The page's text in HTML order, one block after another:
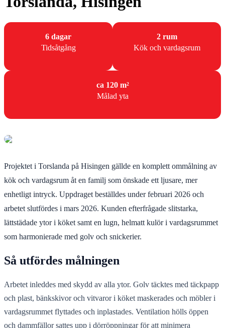
6 dagar
Tidsåtgång
2 rum
Kök och vardagsrum
ca 120 m²
Målad yta
Projektet i Torslanda på Hisingen gällde en komplett ommålning av
kök och vardagsrum åt en familj som önskade ett ljusare, mer
enhetligt intryck. Uppdraget beställdes under februari 2026 och
arbetet slutfördes i mars 2026. Kunden efterfrågade slitstarka,
lättstädade ytor i köket samt en lugn, helmatt kulör i vardagsrummet
som harmonierade med golv och snickerier.
Så utfördes målningen
Arbetet inleddes med skydd av alla ytor. Golv täcktes med täckpapp
och plast, bänkskivor och vitvaror i köket maskerades och möbler i
vardagsrummet flyttades och inplastades. Ventilation hölls öppen
och dammfällor sattes upp i dörröppningar för att minimera